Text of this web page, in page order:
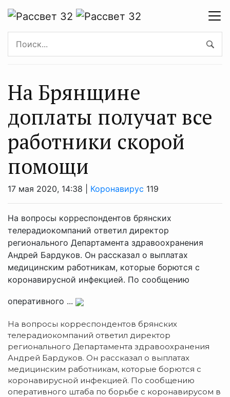
На Брянщине
доплаты получат все
работники скорой
помощи
17 мая 2020, 14:38 | Коронавирус 119
На вопросы корреспондентов брянских
телерадиокомпаний ответил директор
регионального Департамента здравоохранения
Андрей Бардуков. Он рассказал о выплатах
медицинским работникам, которые борются с
коронавирусной инфекцией. По сообщению
оперативного ...
На вопросы корреспондентов брянских
телерадиокомпаний ответил директор
регионального Департамента здравоохранения
Андрей Бардуков. Он рассказал о выплатах
медицинским работникам, которые борются с
коронавирусной инфекцией. По сообщению
оперативного штаба по борьбе с коронавирусом в